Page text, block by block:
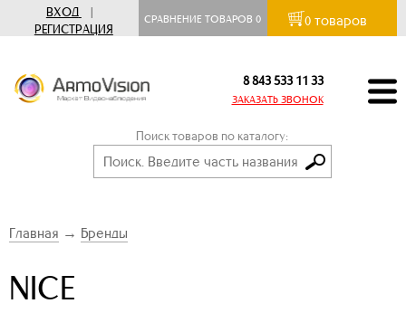
ВХОД
|
РЕГИСТРАЦИЯ
СРАВНЕНИЕ ТОВАРОВ0 0 товаров
8 843 533 11 33
ЗАКАЗАТЬ ЗВОНОК
Поиск товаров по каталогу:
Главная → Бренды
NICE